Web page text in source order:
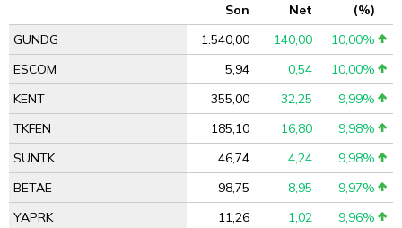
Son Net
(%)
GUNDG
1.540,00 140,00
10,00%
ESCOM
5,94 0,54
10,00%
KENT
355,00 32,25
9,99%
TKFEN
185,10 16,80
9,98%
SUNTK
46,74 4,24
9,98%
BETAE
98,75 8,95
9,97%
YAPRK
11,26 1,02
9,96%